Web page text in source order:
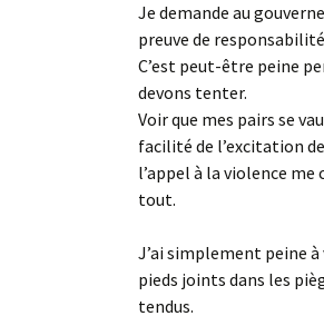
Je demande au
preuve de
C’est peut-être peine
devons tenter.
Voir que mes pairs se
facilité de l’excitation
l’appel à la violence
tout.
J’ai simplement peine
pieds joints dans les
tendus.